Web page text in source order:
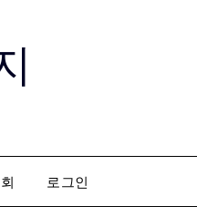
로그인